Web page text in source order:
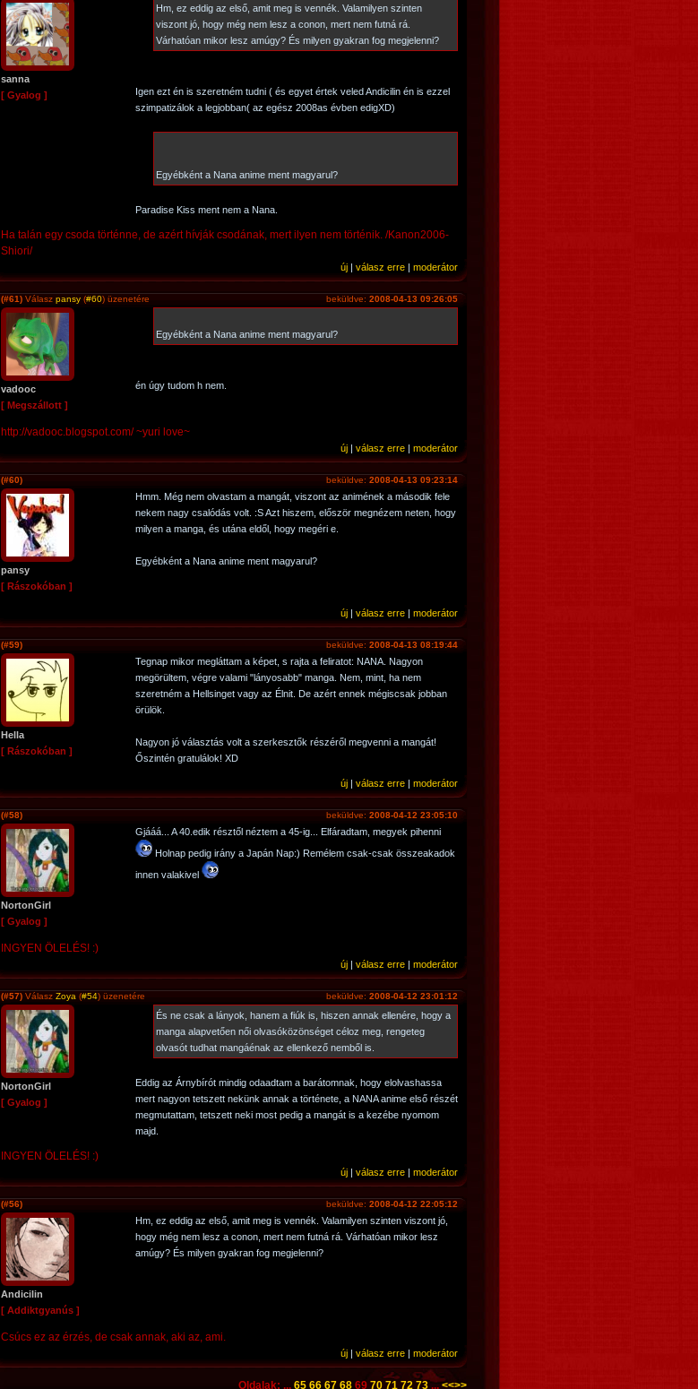
sanna
[ Gyalog ]
Hm, ez eddig az első, amit meg is vennék. Valamilyen szinten
viszont jó, hogy még nem lesz a conon, mert nem futná rá.
Várhatóan mikor lesz amúgy? És milyen gyakran fog megjelenni?
Igen ezt én is szeretném tudni ( és egyet értek veled Andicilin én is ezzel
szimpatizálok a legjobban( az egész 2008as évben edigXD)
Egyébként a Nana anime ment magyarul?
Paradise Kiss ment nem a Nana.
Ha talán egy csoda történne, de azért hívják csodának, mert ilyen nem történik. /Kanon2006-
Shiori/
új | válasz erre | moderátor
beküldve: 2008-04-13 09:26:05
(#61) Válasz pansy (#60) üzenetére
vadooc
[ Megszállott ]
Egyébként a Nana anime ment magyarul?
én úgy tudom h nem.
http://vadooc.blogspot.com/ ~yuri love~
új | válasz erre | moderátor
beküldve: 2008-04-13 09:23:14
(#60)
pansy
[ Rászokóban ]
Hmm. Még nem olvastam a mangát, viszont az animének a második fele
nekem nagy csalódás volt. :S Azt hiszem, először megnézem neten, hogy
milyen a manga, és utána eldől, hogy megéri e.
Egyébként a Nana anime ment magyarul?
új | válasz erre | moderátor
beküldve: 2008-04-13 08:19:44
(#59)
Hella
[ Rászokóban ]
Tegnap mikor megláttam a képet, s rajta a feliratot: NANA. Nagyon
megörültem, végre valami "lányosabb" manga. Nem, mint, ha nem
szeretném a Hellsinget vagy az Élnit. De azért ennek mégiscsak jobban
örülök.
Nagyon jó választás volt a szerkesztők részéről megvenni a mangát!
Őszintén gratulálok! XD
új | válasz erre | moderátor
beküldve: 2008-04-12 23:05:10
(#58)
NortonGirl
[ Gyalog ]
Gjááá... A 40.edik résztől néztem a 45-ig... Elfáradtam, megyek pihenni
Holnap pedig irány a Japán Nap:) Remélem csak-csak összeakadok
innen valakivel
INGYEN ÖLELÉS! :)
új | válasz erre | moderátor
beküldve: 2008-04-12 23:01:12
(#57) Válasz Zoya (#54) üzenetére
NortonGirl
[ Gyalog ]
És ne csak a lányok, hanem a fiúk is, hiszen annak ellenére, hogy a
manga alapvetően női olvasóközönséget céloz meg, rengeteg
olvasót tudhat mangáénak az ellenkező nemből is.
Eddig az Árnybírót mindig odaadtam a barátomnak, hogy elolvashassa
mert nagyon tetszett nekünk annak a története, a NANA anime első részét
megmutattam, tetszett neki most pedig a mangát is a kezébe nyomom
majd.
INGYEN ÖLELÉS! :)
új | válasz erre | moderátor
beküldve: 2008-04-12 22:05:12
(#56)
Andicilin
[ Addiktgyanús ]
Hm, ez eddig az első, amit meg is vennék. Valamilyen szinten viszont jó,
hogy még nem lesz a conon, mert nem futná rá. Várhatóan mikor lesz
amúgy? És milyen gyakran fog megjelenni?
Csúcs ez az érzés, de csak annak, aki az, ami.
új | válasz erre | moderátor
Oldalak: ... 65 66 67 68 69 70 71 72 73...<<>>